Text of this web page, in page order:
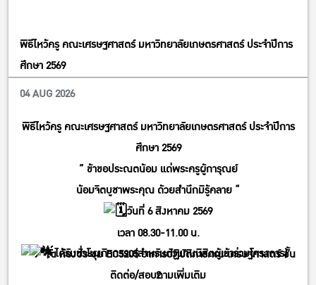
พิธีไหว้ครู คณะเศรษฐศาสตร์ มหาวิทยาลัยเกษตรศาสตร์ ประจำปีการ
ศึกษา 2569
04 AUG 2026
พิธีไหว้ครู คณะเศรษฐศาสตร์ มหาวิทยาลัยเกษตรศาสตร์ ประจำปีการ
ศึกษา 2569
” ข้าขอประณตน้อม แด่พระครูผู้การุณย์
น้อมจิตบูชาพระคุณ ด้วยสำนึกมิรู้คลาย “
วันที่ 6 สิงหาคม 2569
เวลา 08.30-11.00 น.
ณ ห้องประชุม EC5205 อาคารปฏิบัติการคณะเศรษฐศาสตร์ ชั้น
2
ได้รับชั่วโมงกิจกรรม(สำหรับตัวแทนนิสิตผู้เข้าร่วมโครงการ)
ติดต่อ/สอบถามเพิ่มเติม